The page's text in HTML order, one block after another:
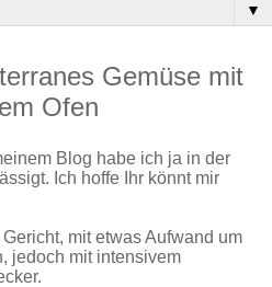
▼
Gemüse mit
Ofen
Blog habe ich ja in der
Ich hoffe Ihr könnt mir
mit etwas Aufwand um
jedoch mit intensivem